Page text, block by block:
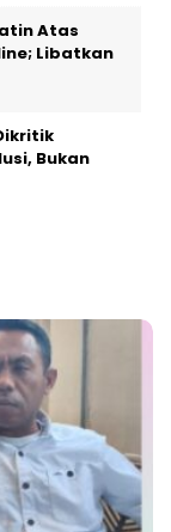
Atas
Libatkan
Bukan